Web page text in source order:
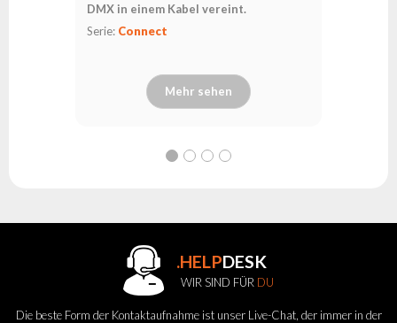
DMX in einem Kabel vereint.
Serie: Connect
Mehr sehen
.HELPDESK
WIR SIND FÜR DU
Die beste Form der Kontaktaufnahme ist unser Live-Chat, der immer in der